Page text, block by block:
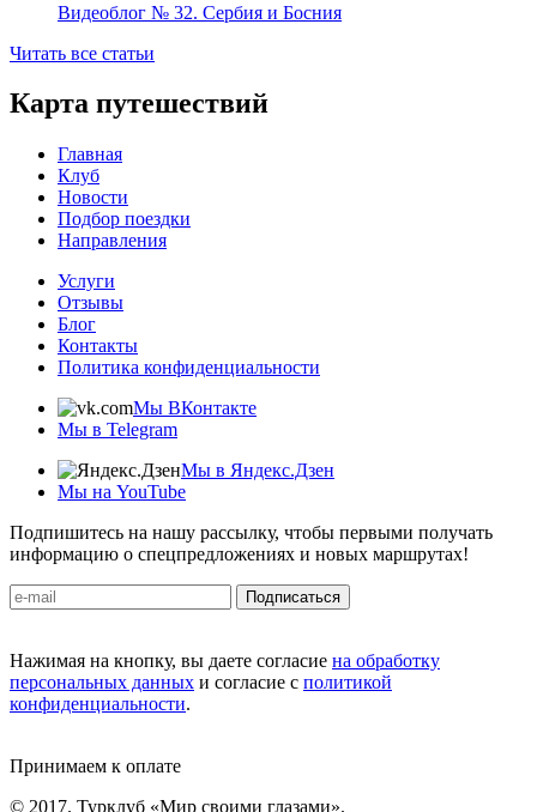
Видеоблог № 32. Сербия и Босния
Читать все статьи
Карта путешествий
Главная
Клуб
Новости
Подбор поездки
Направления
Услуги
Отзывы
Блог
Контакты
Политика конфиденциальности
Мы ВКонтакте
Мы в Telegram
Мы в Яндекс.Дзен
Мы на YouTube
Подпишитесь на нашу рассылку, чтобы первыми получать
информацию о спецпредложениях и новых маршрутах!
Подписаться
Нажимая на кнопку, вы даете согласие на обработку
персональных данных и согласие с политикой
конфиденциальности.
Принимаем к оплате
© 2017. Турклуб «Мир своими глазами».